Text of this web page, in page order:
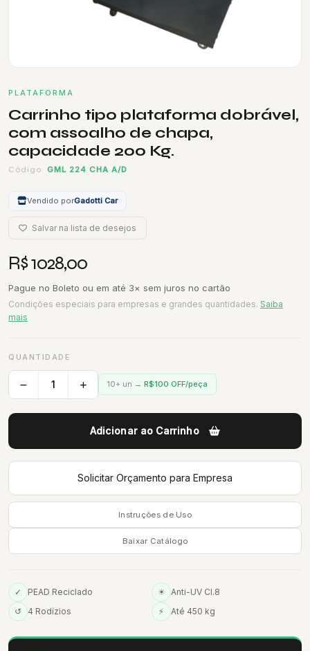
PLATAFORMA
Carrinho tipo plataforma dobrável,
com assoalho de chapa,
capacidade 200 Kg.
Código: GML 224 CHA A/D
Vendido porGadotti Car
Salvar na lista de desejos
R$ 1028,00
Pague no Boleto ou em até 3× sem juros no cartão
Condições especiais para empresas e grandes quantidades. Saiba
mais
QUANTIDADE
10+ un → R$100 OFF/peça
Adicionar ao Carrinho
Solicitar Orçamento para Empresa
Instruções de Uso
Baixar Catálogo
✓ PEAD Reciclado ☀ Anti-UV Cl.8
↺
4 Rodízios ⚡ Até 450 kg